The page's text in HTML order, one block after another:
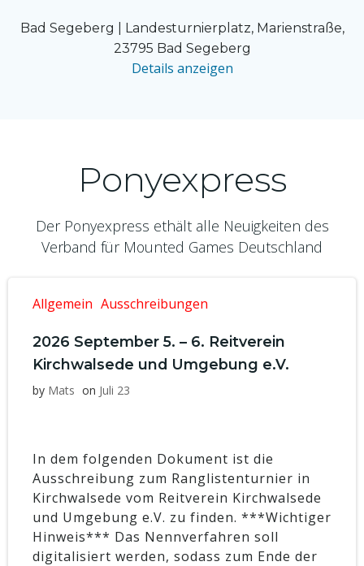
Bad Segeberg | Landesturnierplatz, Marienstraße,
23795 Bad Segeberg
Details anzeigen
Ponyexpress
Der Ponyexpress ethält alle Neuigkeiten des
Verband für Mounted Games Deutschland
Allgemein Ausschreibungen
2026 September 5. – 6. Reitverein
Kirchwalsede und Umgebung e.V.
by Mats on Juli 23
In dem folgenden Dokument ist die
Ausschreibung zum Ranglistenturnier in
Kirchwalsede vom Reitverein Kirchwalsede
und Umgebung e.V. zu finden. ***Wichtiger
Hinweis*** Das Nennverfahren soll
digitalisiert werden, sodass zum Ende der